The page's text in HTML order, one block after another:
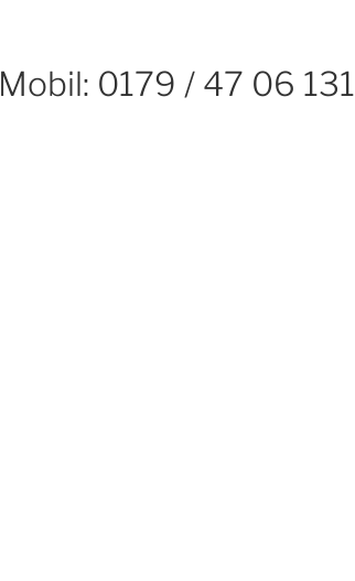
Mobil: 0179 / 47 06 131